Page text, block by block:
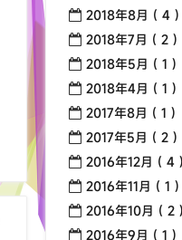
2018年8月 ( 4 )
2018年7月 ( 2 )
2018年5月 ( 1 )
2018年4月 ( 1 )
2017年8月 ( 1 )
2017年5月 ( 2 )
2016年12月 ( 4 )
2016年11月 ( 1 )
2016年10月 ( 2 )
2016年9月 ( 1 )